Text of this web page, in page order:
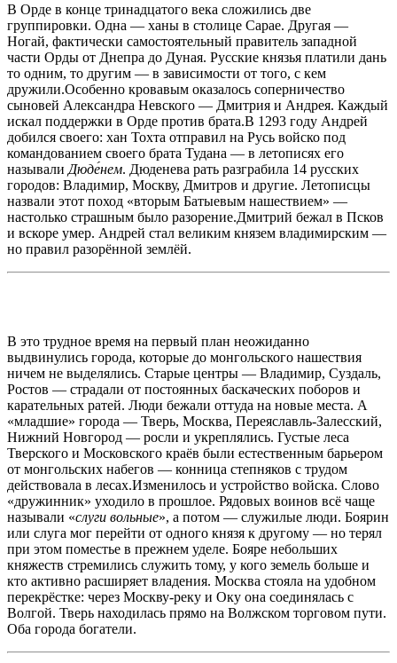
В Орде в конце тринадцатого века сложились две
группировки. Одна — ханы в столице Сарае. Другая —
Ногай, фактически самостоятельный правитель западной
части Орды от Днепра до Дуная. Русские князья платили дань
то одним, то другим — в зависимости от того, с кем
дружили.Особенно кровавым оказалось соперничество
сыновей Александра Невского — Дмитрия и Андрея. Каждый
искал поддержки в Орде против брата.В 1293 году Андрей
добился своего: хан Тохта отправил на Русь войско под
командованием своего брата Тудана — в летописях его
называли Дюде́нем. Дюденева рать разграбила 14 русских
городов: Владимир, Москву, Дмитров и другие. Летописцы
назвали этот поход «вторым Батыевым нашествием» —
настолько страшным было разорение.Дмитрий бежал в Псков
и вскоре умер. Андрей стал великим князем владимирским —
но правил разорённой землёй.
В это трудное время на первый план неожиданно
выдвинулись города, которые до монгольского нашествия
ничем не выделялись. Старые центры — Владимир, Суздаль,
Ростов — страдали от постоянных баскаческих поборов и
карательных ратей. Люди бежали оттуда на новые места. А
«младшие» города — Тверь, Москва, Переяславль-Залесский,
Нижний Новгород — росли и укреплялись. Густые леса
Тверского и Московского краёв были естественным барьером
от монгольских набегов — конница степняков с трудом
действовала в лесах.Изменилось и устройство войска. Слово
«дружинник» уходило в прошлое. Рядовых воинов всё чаще
называли «слуги вольные», а потом — служилые люди. Боярин
или слуга мог перейти от одного князя к другому — но терял
при этом поместье в прежнем уделе. Бояре небольших
княжеств стремились служить тому, у кого земель больше и
кто активно расширяет владения. Москва стояла на удобном
перекрёстке: через Москву-реку и Оку она соединялась с
Волгой. Тверь находилась прямо на Волжском торговом пути.
Оба города богатели.